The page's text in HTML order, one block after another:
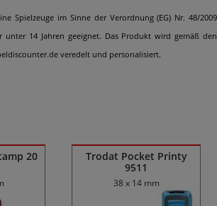
Spielzeuge im Sinne der Verordnung (EG) Nr. 48/2009
14 Jahren geeignet. Das Produkt wird gemäß den
veredelt und personalisiert.
20
Trodat Pocket Printy
9511
38 x 14 mm